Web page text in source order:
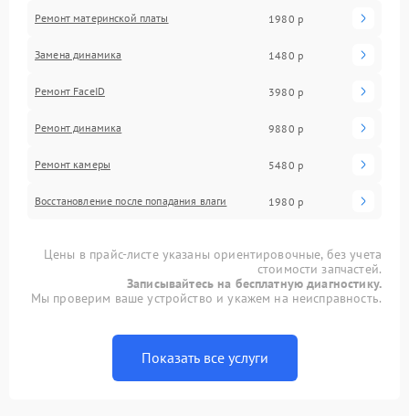
Ремонт материнской платы 1980 р
Замена динамика 1480 р
Ремонт FaceID 3980 р
Ремонт динамика 9880 р
Ремонт камеры 5480 р
Восстановление после попадания влаги 1980 р
Цены в прайс-листе указаны ориентировочные, без учета
стоимости запчастей.
Записывайтесь на бесплатную диагностику.
Мы проверим ваше устройство и укажем на неисправность.
Показать все услуги